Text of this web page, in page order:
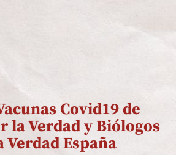
Covid19 de
la Verdad y Biólogos
Verdad España